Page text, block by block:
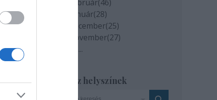
2020 február(46)
2020 január(28)
2019 december(25)
2019 november(27)
...
Szinház helyszínek